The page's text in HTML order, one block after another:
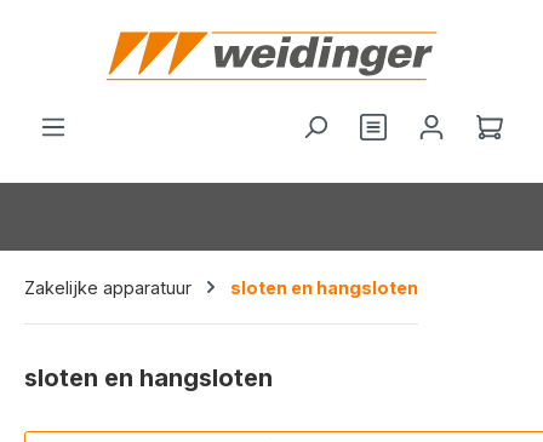
Zakelijke apparatuur sloten en hangsloten
sloten en hangsloten